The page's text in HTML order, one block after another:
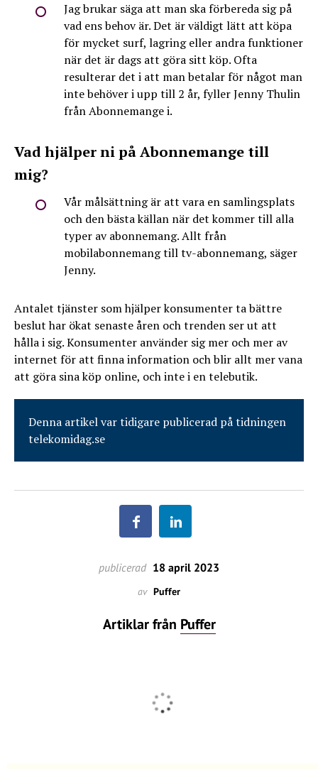
Jag brukar säga att man ska förbereda sig på
vad ens behov är. Det är väldigt lätt att köpa
för mycket surf, lagring eller andra funktioner
när det är dags att göra sitt köp. Ofta
resulterar det i att man betalar för något man
inte behöver i upp till 2 år, fyller Jenny Thulin
från Abonnemange i.
Vad hjälper ni på Abonnemange till
mig?
Vår målsättning är att vara en samlingsplats
och den bästa källan när det kommer till alla
typer av abonnemang. Allt från
mobilabonnemang till tv-abonnemang, säger
Jenny.
Antalet tjänster som hjälper konsumenter ta bättre
beslut har ökat senaste åren och trenden ser ut att
hålla i sig. Konsumenter använder sig mer och mer av
internet för att finna information och blir allt mer vana
att göra sina köp online, och inte i en telebutik.
Denna artikel var tidigare publicerad på tidningen
telekomidag.se
publicerad 18 april 2023
av Puffer
Artiklar från Puffer